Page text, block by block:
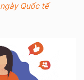
Quốc tế